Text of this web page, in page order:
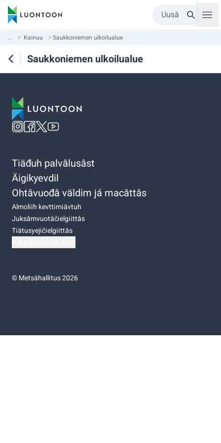
Uusâ
... Kainuu Saukkoniemen ulkoilualue
Saukkoniemen ulkoilualue
Tiäđuh palvâlusâst
Äigikyevdil
Ohtâvuođâ väldim já macâttâs
Almoliih kevttimiävtuh
Juksâmvuotâčielgiittâs
Tiätusyejičielgiittâs
©Metsähallitus 2026